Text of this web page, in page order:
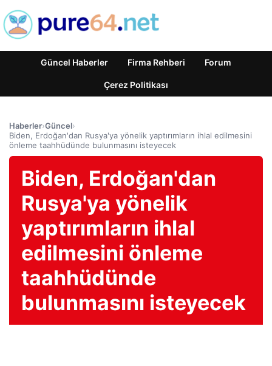
Güncel Haberler Firma Rehberi Forum
Çerez Politikası
Haberler›Güncel›
Biden, Erdoğan'dan Rusya'ya yönelik yaptırımların ihlal edilmesini
önleme taahhüdünde bulunmasını isteyecek
Biden, Erdoğan'dan
Rusya'ya yönelik
yaptırımların ihlal
edilmesini önleme
taahhüdünde
bulunmasını isteyecek